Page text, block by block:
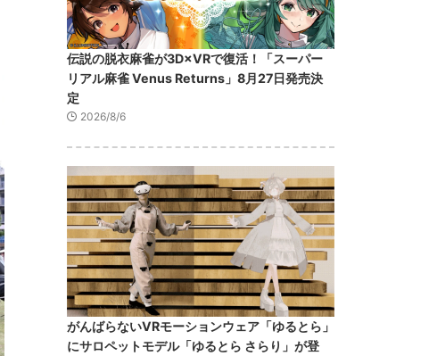
伝説の脱衣麻雀が3D×VRで復活！「スーパー
リアル麻雀 Venus Returns」8月27日発売決
定
2026/8/6
がんばらないVRモーションウェア「ゆるとら」
にサロペットモデル「ゆるとら さらり」が登